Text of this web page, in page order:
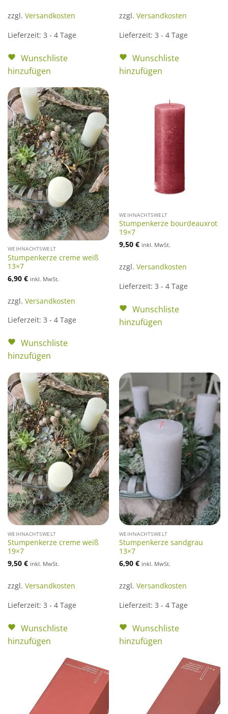
zzgl. Versandkosten
Lieferzeit: 3 - 4 Tage
Wunschliste
hinzufügen
zzgl. Versandkosten
Lieferzeit: 3 - 4 Tage
Wunschliste
hinzufügen
WEIHNACHTSWELT
Stumpenkerze creme weiß
13×7
6,90 € inkl. MwSt.
zzgl. Versandkosten
Lieferzeit: 3 - 4 Tage
Wunschliste
hinzufügen
WEIHNACHTSWELT
Stumpenkerze bourdeauxrot
19×7
9,50 € inkl. MwSt.
zzgl. Versandkosten
Lieferzeit: 3 - 4 Tage
Wunschliste
hinzufügen
WEIHNACHTSWELT
Stumpenkerze creme weiß
19×7
9,50 € inkl. MwSt.
zzgl. Versandkosten
Lieferzeit: 3 - 4 Tage
Wunschliste
hinzufügen
WEIHNACHTSWELT
Stumpenkerze sandgrau
13×7
6,90 € inkl. MwSt.
zzgl. Versandkosten
Lieferzeit: 3 - 4 Tage
Wunschliste
hinzufügen